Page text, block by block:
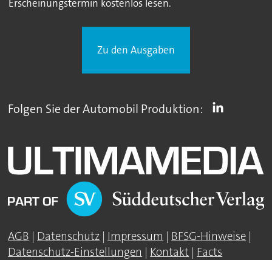
Erscheinungstermin kostenlos lesen.
Zu den Ausgaben
Folgen Sie der Automobil Produktion:
AGB | Datenschutz | Impressum | BFSG-Hinweise |
Datenschutz-Einstellungen | Kontakt | Facts